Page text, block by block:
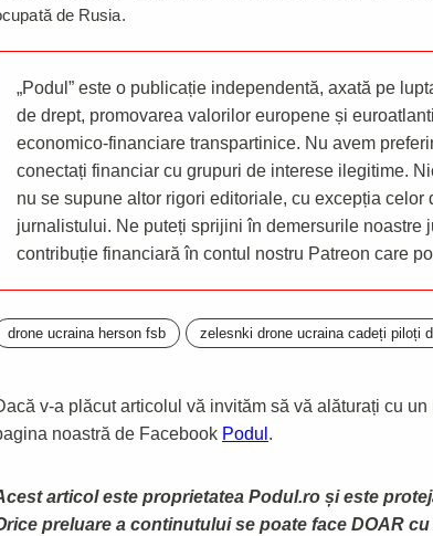
de Rusia.
„Podul” este o publicație independentă, axată pe
de drept, promovarea valorilor europene și
economico-financiare transpartinice. Nu avem
conectați financiar cu grupuri de interese ilegitime.
nu se supune altor rigori editoriale, cu excepția celor
jurnalistului. Ne puteți sprijini în demersurile noastre
contribuție financiară în contul nostru Patreon care
drone ucraina herson fsb zelesnki drone ucraina cadeți piloți
v-a plăcut articolul vă invităm să vă alăturați cu
noastră de Facebook Podul .
articol este proprietatea Podul.ro și este
preluare a continutului se poate face DOAR